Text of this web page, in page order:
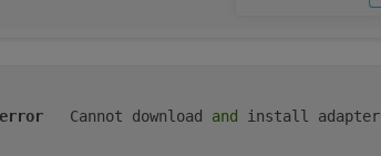
error
	Cannot download
and install adapter